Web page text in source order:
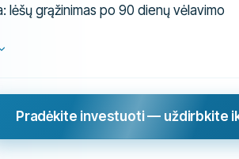
lėšų grąžinimas po 90 dienų vėlavimo